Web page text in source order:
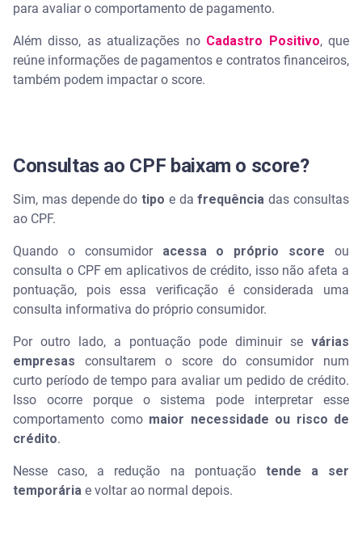
para avaliar o comportamento de pagamento.
Além disso, as atualizações no Cadastro Positivo, que
reúne informações de pagamentos e contratos financeiros,
também podem impactar o score.
Consultas ao CPF baixam o score?
Sim, mas depende dotipo e da frequência das consultas
ao CPF.
Quando o consumidor acessa o próprio score ou
consulta o CPF em aplicativos de crédito, isso não afeta a
pontuação, pois essa verificação é considerada uma
consulta informativa do próprio consumidor.
Por outro lado, a pontuação pode diminuir se várias
empresas consultarem o score do consumidor num
curto período de tempo para avaliar um pedido de crédito.
Isso ocorre porque o sistema pode interpretar esse
comportamento como maior necessidade ou risco de
crédito.
Nesse caso, a redução na pontuaçãotende a ser
temporária e voltar ao normal depois.